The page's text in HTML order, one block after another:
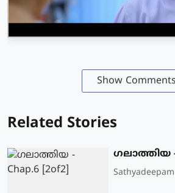
Show Comments
Related Stories
ഗലാത്തിയ -
Sathyadeepam